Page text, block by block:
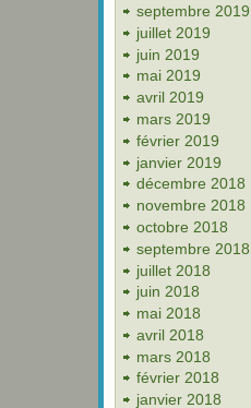
septembre 2019
juillet 2019
juin 2019
mai 2019
avril 2019
mars 2019
février 2019
janvier 2019
décembre 2018
novembre 2018
octobre 2018
septembre 2018
juillet 2018
juin 2018
mai 2018
avril 2018
mars 2018
février 2018
janvier 2018